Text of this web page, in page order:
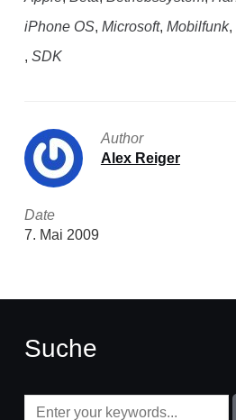
iPhone OS, Microsoft, Mobilfunk,
, SDK
Author
Alex Reiger
Date
7. Mai 2009
Suche